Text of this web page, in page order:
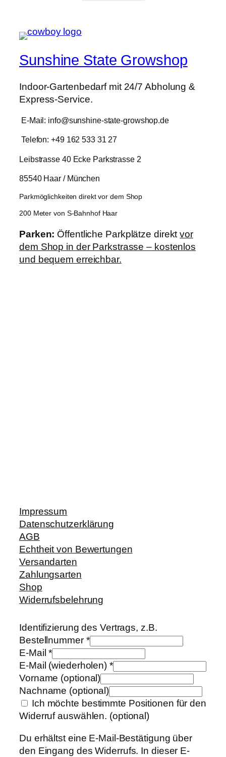
Sunshine State Growshop
Indoor-Gartenbedarf mit 24/7 Abholung &
Express-Service.
E-Mail: info@sunshine-state-growshop.de
Telefon: +49 162 533 31 27
Leibstrasse 40 Ecke Parkstrasse 2
85540 Haar / München
Parkmöglichkeiten direkt vor dem Shop
200 Meter von S-Bahnhof Haar
Parken: Öffentliche Parkplätze direktvor
dem Shop in der Parkstrasse – kostenlos
und bequem erreichbar.
Impressum
Datenschutzerklärung
AGB
Echtheit von Bewertungen
Versandarten
Zahlungsarten
Shop
Widerrufsbelehrung
Identifizierung des Vertrags, z.B.
Bestellnummer *
E-Mail*
E-Mail (wiederholen) *
Vorname (optional)
Nachname (optional)
Ich möchte bestimmte Positionen für den
Widerruf auswählen. (optional)
Du erhältst eine E-Mail-Bestätigung über
den Eingang des Widerrufs. In dieser E-